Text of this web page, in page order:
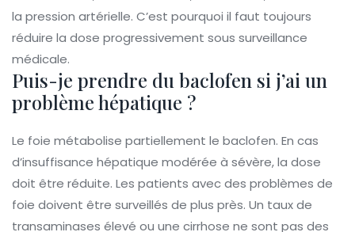
la pression artérielle. C’est pourquoi il faut toujours
réduire la dose progressivement sous surveillance
médicale.
Puis-je prendre du baclofen si j’ai un
problème hépatique ?
Le foie métabolise partiellement le baclofen. En cas
d’insuffisance hépatique modérée à sévère, la dose
doit être réduite. Les patients avec des problèmes de
foie doivent être surveillés de plus près. Un taux de
transaminases élevé ou une cirrhose ne sont pas des